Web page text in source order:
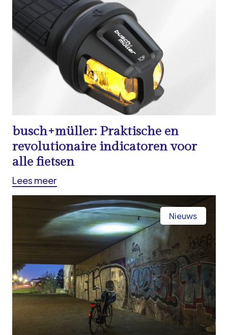
busch+müller: Praktische en
revolutionaire indicatoren voor
alle fietsen
Lees meer
Nieuws